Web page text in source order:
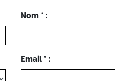
Nom * :
Email * :